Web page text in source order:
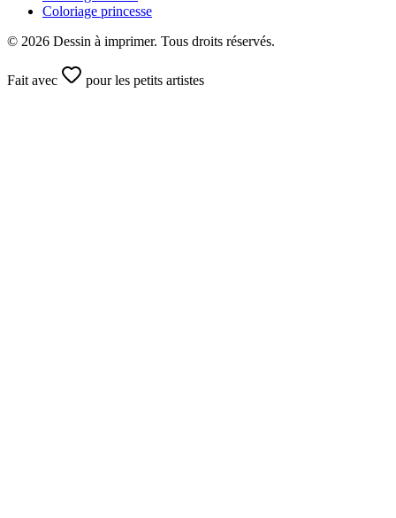
Coloriage princesse
© 2026 Dessin à imprimer. Tous droits réservés.
Fait avec pour les petits artistes